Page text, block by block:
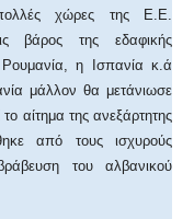
χώρες της Ε.Ε.
βάρος της εδαφικής
η Ισπανία κ.ά
μάλλον θα μετάνιωσε
αίτημα της ανεξάρτητης
από τους ισχυρούς
του αλβανικού